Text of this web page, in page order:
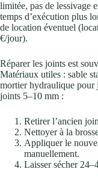
limitée, pas de lessivage
temps d’exécution plus
de location éventuel
€/jour).
Réparer les joints est
Matériaux utiles : sable
mortier hydraulique pour
joints 5–10 mm :
Retirer l’ancien
Nettoyer à la
Appliquer le
manuellement.
Laisser sécher